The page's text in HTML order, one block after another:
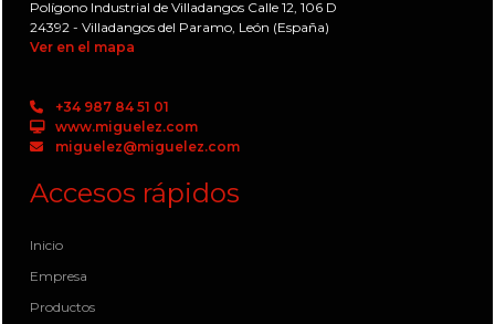
Polígono Industrial de Villadangos Calle 12, 106 D
24392 - Villadangos del Paramo, León (España)
Ver en el mapa
+34 987 84 51 01
www.miguelez.com
miguelez@miguelez.com
Accesos rápidos
Inicio
Empresa
Productos